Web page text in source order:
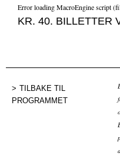
Error loading MacroEngine script
KR. 40. BILLETTER
TILBAKE TIL
PROGRAMMET